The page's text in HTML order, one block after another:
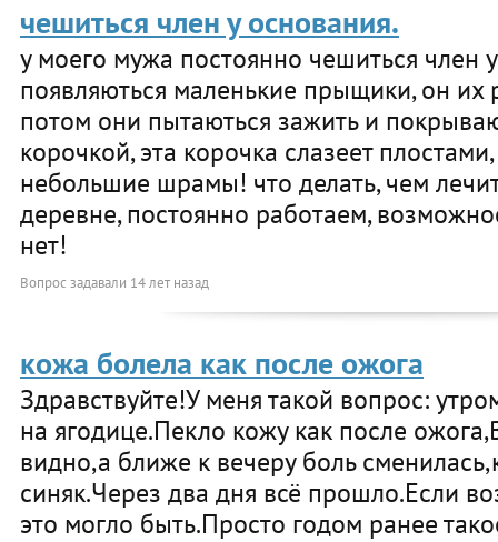
чешиться член у основания.
у моего мужа постоянно чешиться член
появляються маленькие прыщики, он их
потом они пытаються зажить и
корочкой, эта корочка слазеет
небольшие шрамы! что делать, чем
деревне, постоянно работаем,
нет!
Вопрос задавали 14 лет назад
кожа болела как после ожога
Здравствуйте!У меня такой вопрос:
на ягодице.Пекло кожу как после
видно,а ближе к вечеру боль
синяк.Через два дня всё прошло.Если
это могло быть.Просто годом ранее